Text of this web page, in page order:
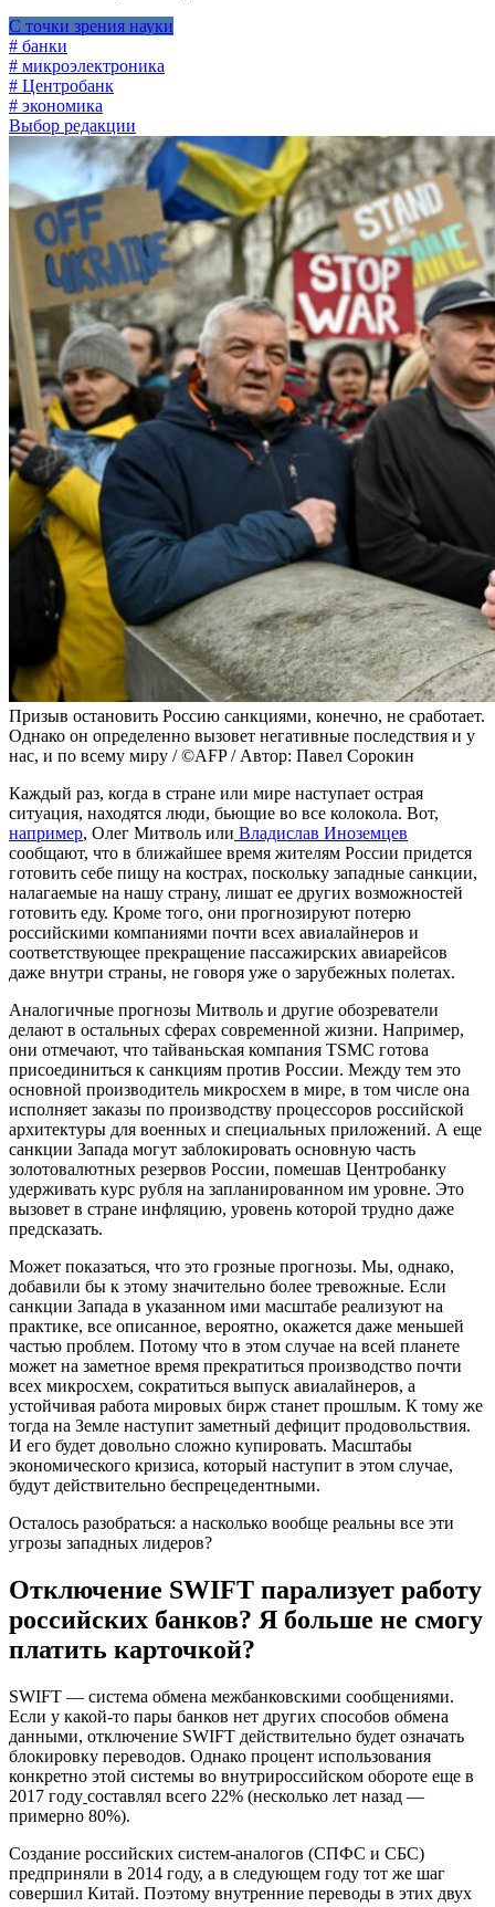
С точки зрения науки
# банки
# микроэлектроника
# Центробанк
# экономика
Выбор редакции
Призыв остановить Россию санкциями, конечно, не сработает.
Однако он определенно вызовет негативные последствия и у
нас, и по всему миру / ©AFP / Автор: Павел Сорокин
Каждый раз, когда в стране или мире наступает острая
ситуация, находятся люди, бьющие во все колокола. Вот,
например, Олег Митволь или Владислав Иноземцев
сообщают, что в ближайшее время жителям России придется
готовить себе пищу на кострах, поскольку западные санкции,
налагаемые на нашу страну, лишат ее других возможностей
готовить еду. Кроме того, они прогнозируют потерю
российскими компаниями почти всех авиалайнеров и
соответствующее прекращение пассажирских авиарейсов
даже внутри страны, не говоря уже о зарубежных полетах.
Аналогичные прогнозы Митволь и другие обозреватели
делают в остальных сферах современной жизни. Например,
они отмечают, что тайваньская компания TSMC готова
присоединиться к санкциям против России. Между тем это
основной производитель микросхем в мире, в том числе она
исполняет заказы по производству процессоров российской
архитектуры для военных и специальных приложений. А еще
санкции Запада могут заблокировать основную часть
золотовалютных резервов России, помешав Центробанку
удерживать курс рубля на запланированном им уровне. Это
вызовет в стране инфляцию, уровень которой трудно даже
предсказать.
Может показаться, что это грозные прогнозы. Мы, однако,
добавили бы к этому значительно более тревожные. Если
санкции Запада в указанном ими масштабе реализуют на
практике, все описанное, вероятно, окажется даже меньшей
частью проблем. Потому что в этом случае на всей планете
может на заметное время прекратиться производство почти
всех микросхем, сократиться выпуск авиалайнеров, а
устойчивая работа мировых бирж станет прошлым. К тому же
тогда на Земле наступит заметный дефицит продовольствия.
И его будет довольно сложно купировать. Масштабы
экономического кризиса, который наступит в этом случае,
будут действительно беспрецедентными.
Осталось разобраться: а насколько вообще реальны все эти
угрозы западных лидеров?
Отключение SWIFT парализует работу
российских банков? Я больше не смогу
платить карточкой?
SWIFT — система обмена межбанковскими сообщениями.
Если у какой-то пары банков нет других способов обмена
данными, отключение SWIFT действительно будет означать
блокировку переводов. Однако процент использования
конкретно этой системы во внутрироссийском обороте еще в
2017 году составлял всего 22% (несколько лет назад —
примерно 80%).
Создание российских систем-аналогов (СПФС и СБС)
предприняли в 2014 году, а в следующем году тот же шаг
совершил Китай. Поэтому внутренние переводы в этих двух